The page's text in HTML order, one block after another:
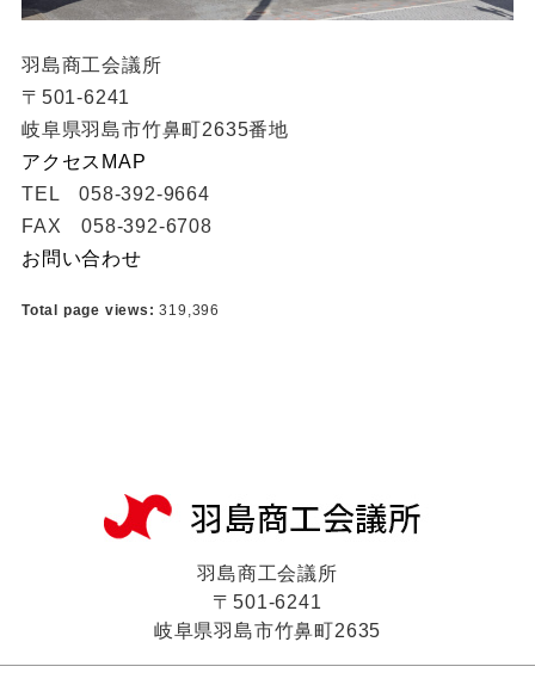
羽島商工会議所
〒501-6241
岐阜県羽島市竹鼻町2635番地
アクセスMAP
TEL 058-392-9664
FAX 058-392-6708
お問い合わせ
Total page views:319,396
羽島商工会議所
〒501-6241
岐阜県羽島市竹鼻町2635